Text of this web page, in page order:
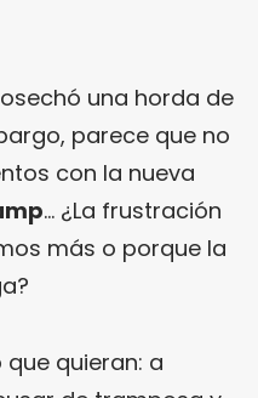
una horda de
parece que no
con la nueva
… ¿La frustración
más o porque la
que quieran: a